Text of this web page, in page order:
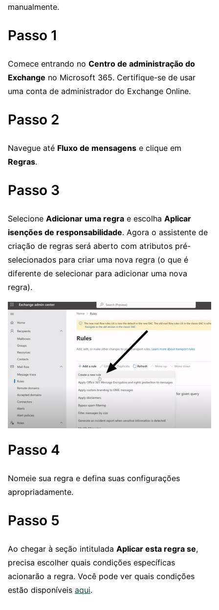
manualmente.
Passo 1
Comece entrando no Centro de administração do
Exchange no Microsoft 365. Certifique-se de usar
uma conta de administrador do Exchange Online.
Passo 2
Navegue até Fluxo de mensagens e clique em
Regras.
Passo 3
Selecione Adicionar uma regra e escolha Aplicar
isenções de responsabilidade. Agora o assistente de
criação de regras será aberto com atributos pré-
selecionados para criar uma nova regra (o que é
diferente de selecionar para adicionar uma nova
regra).
Passo 4
Nomeie sua regra e defina suas configurações
apropriadamente.
Passo 5
Ao chegar à seção intitulada Aplicar esta regra se,
precisa escolher quais condições específicas
acionarão a regra. Você pode ver quais condições
estão disponíveis aqui.